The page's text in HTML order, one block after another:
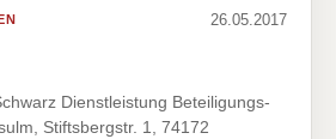
26.05.2017
Dienstleistung Beteiligungs-
Stiftsbergstr. 1, 74172